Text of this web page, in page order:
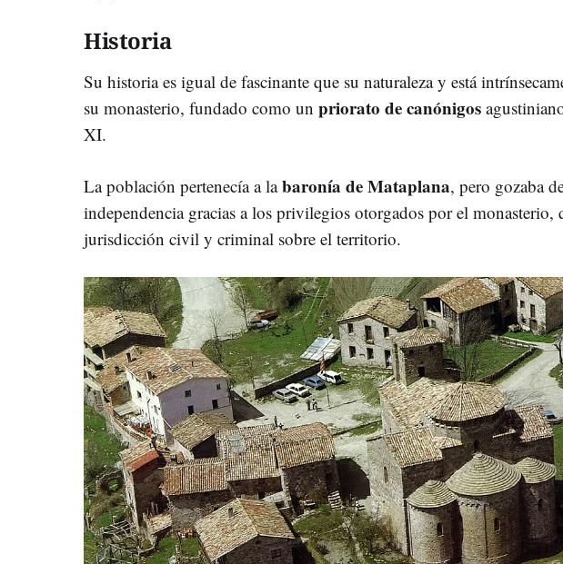
Historia
Su historia es igual de fascinante que su naturaleza y está
su monasterio, fundado como un priorato de canónigos
XI.
La población pertenecía a labaronía de Mataplana, pero gozaba
independencia gracias a los privilegios otorgados por el monasterio,
jurisdicción civil y criminal sobre el territorio.